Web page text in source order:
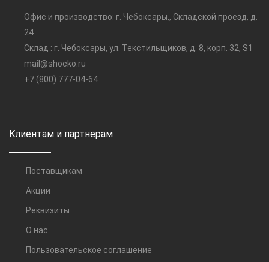
Офис и производство: г. Чебоксары,, Складской проезд, д.
24
Склад : г. Чебоксары, ул. Текстильщиков, д. 8, корп. 32, S1
mail@shocko.ru
+7 (800) 777-04-64
Клиентам и партнерам
Поставщикам
Акции
Реквизиты
О нас
Пользовательское соглашение